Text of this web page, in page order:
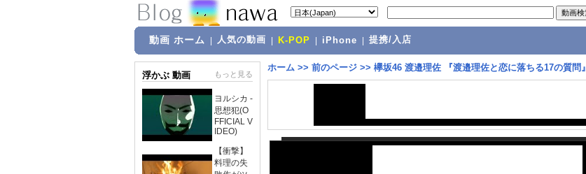
動画 ホーム 人気の動画 K-POP iPhone 提携/入店
浮かぶ 動画 もっと見る
ヨルシカ -
思想犯(O
FFICIAL V
IDEO)
【衝撃】
料理の失
ホーム >> 前のページ >> 欅坂46 渡邉理佐 『渡邉理佐と恋に落ちる17の質問』